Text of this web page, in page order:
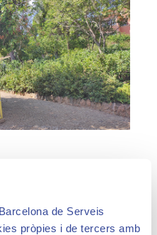
de Serveis
pròpies i de tercers amb